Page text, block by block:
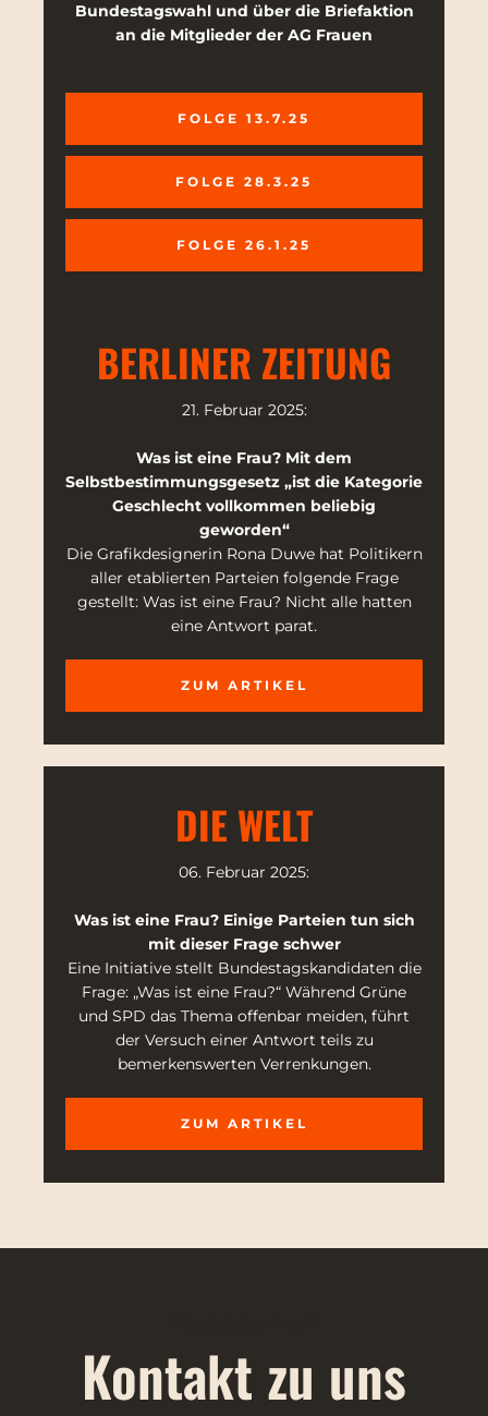
Bundestagswahl und über die Briefaktion
an die Mitglieder der AG Frauen
FOLGE 13.7.25
FOLGE 28.3.25
FOLGE 26.1.25
BERLINER ZEITUNG
21. Februar 2025:
Was ist eine Frau? Mit dem
Selbstbestimmungsgesetz „ist die Kategorie
Geschlecht vollkommen beliebig
geworden“
Die Grafikdesignerin Rona Duwe hat Politikern
aller etablierten Parteien folgende Frage
gestellt: Was ist eine Frau? Nicht alle hatten
eine Antwort parat.
ZUM ARTIKEL
DIE WELT
06. Februar 2025:
Was ist eine Frau? Einige Parteien tun sich
mit dieser Frage schwer
Eine Initiative stellt Bundestagskandidaten die
Frage: „Was ist eine Frau?“ Während Grüne
und SPD das Thema offenbar meiden, führt
der Versuch einer Antwort teils zu
bemerkenswerten Verrenkungen.
ZUM ARTIKEL
Kontakt zu uns